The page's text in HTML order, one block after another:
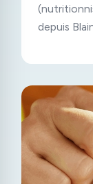
depuis